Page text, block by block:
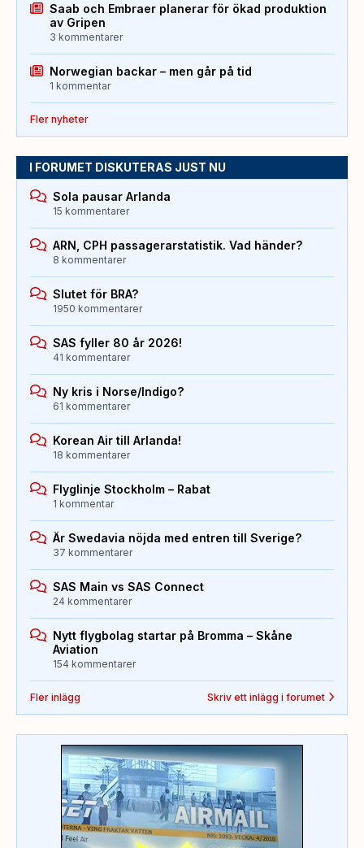
Saab och Embraer planerar för ökad produktion
av Gripen
3 kommentarer
Norwegian backar – men går på tid
1 kommentar
Fler nyheter
I FORUMET DISKUTERAS JUST NU
Sola pausar Arlanda
15 kommentarer
ARN, CPH passagerarstatistik. Vad händer?
8 kommentarer
Slutet för BRA?
1950 kommentarer
SAS fyller 80 år 2026!
41 kommentarer
Ny kris i Norse/Indigo?
61 kommentarer
Korean Air till Arlanda!
18 kommentarer
Flyglinje Stockholm – Rabat
1 kommentar
Är Swedavia nöjda med entren till Sverige?
37 kommentarer
SAS Main vs SAS Connect
24 kommentarer
Nytt flygbolag startar på Bromma – Skåne
Aviation
154 kommentarer
Fler inlägg Skriv ett inlägg i forumet